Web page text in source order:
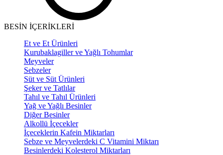
BESİN İÇERİKLERİ
Et ve Et Ürünleri
Kurubaklagiller ve Yağlı Tohumlar
Meyveler
Sebzeler
Süt ve Süt Ürünleri
Şeker ve Tatlılar
Tahıl ve Tahıl Ürünleri
Yağ ve Yağlı Besinler
Diğer Besinler
Alkollü İçecekler
İçeceklerin Kafein Miktarları
Sebze ve Meyvelerdeki C Vitamini Miktarı
Besinlerdeki Kolesterol Miktarları